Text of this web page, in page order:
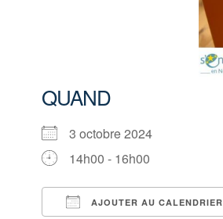
QUAND
3 octobre 2024
14h00 - 16h00
AJOUTER AU CALENDRIER